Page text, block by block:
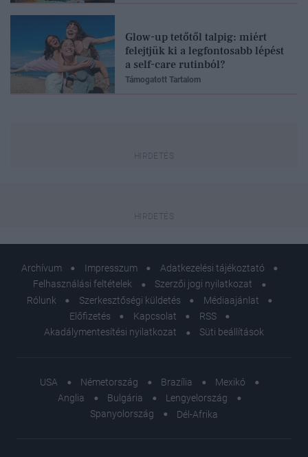
Glow-up tetőtől talpig: miért
felejtjük ki a legfontosabb lépést
a self-care rutinból?
Támogatott Tartalom
Archívum Impresszum
Adatkezelési tájékoztató
Felhasználási feltételek
Szerzői jogi nyilatkozat
Rólunk
Szerkesztőségi küldetés
Médiaajánlat
Előfizetés
Kapcsolat
RSS
Akadálymentesítési nyilatkozat
Süti beállítások
USA Németország Brazília
Mexikó
Anglia
Bulgária
Lengyelország
Spanyolország
Dél-Afrika